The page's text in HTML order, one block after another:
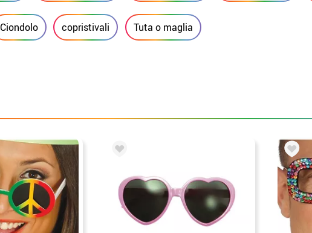
Ciondolo copristivali Tuta o maglia